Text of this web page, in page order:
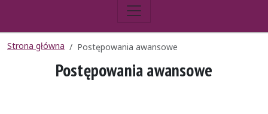
Strona główna Postępowania awansowe
Postępowania awansowe